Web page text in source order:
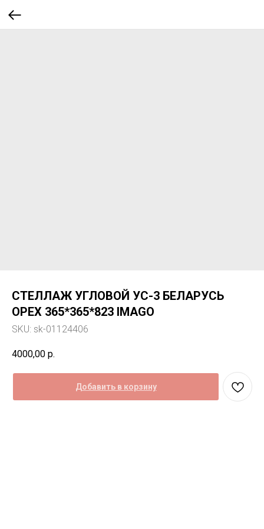
СТЕЛЛАЖ УГЛОВОЙ УС-3 БЕЛАРУСЬ
ОРЕХ 365*365*823 IMAGO
SKU: sk-01124406
4000,00 р.
Добавить в корзину